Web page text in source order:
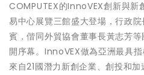
COMPUTEX的InnoVEX創新與新
易中心展覽三館盛大登場，行政
賓，偕同外貿協會董事長黃志芳
開序幕。InnoVEX做為亞洲最具
來自21國潛力新創企業、創投和